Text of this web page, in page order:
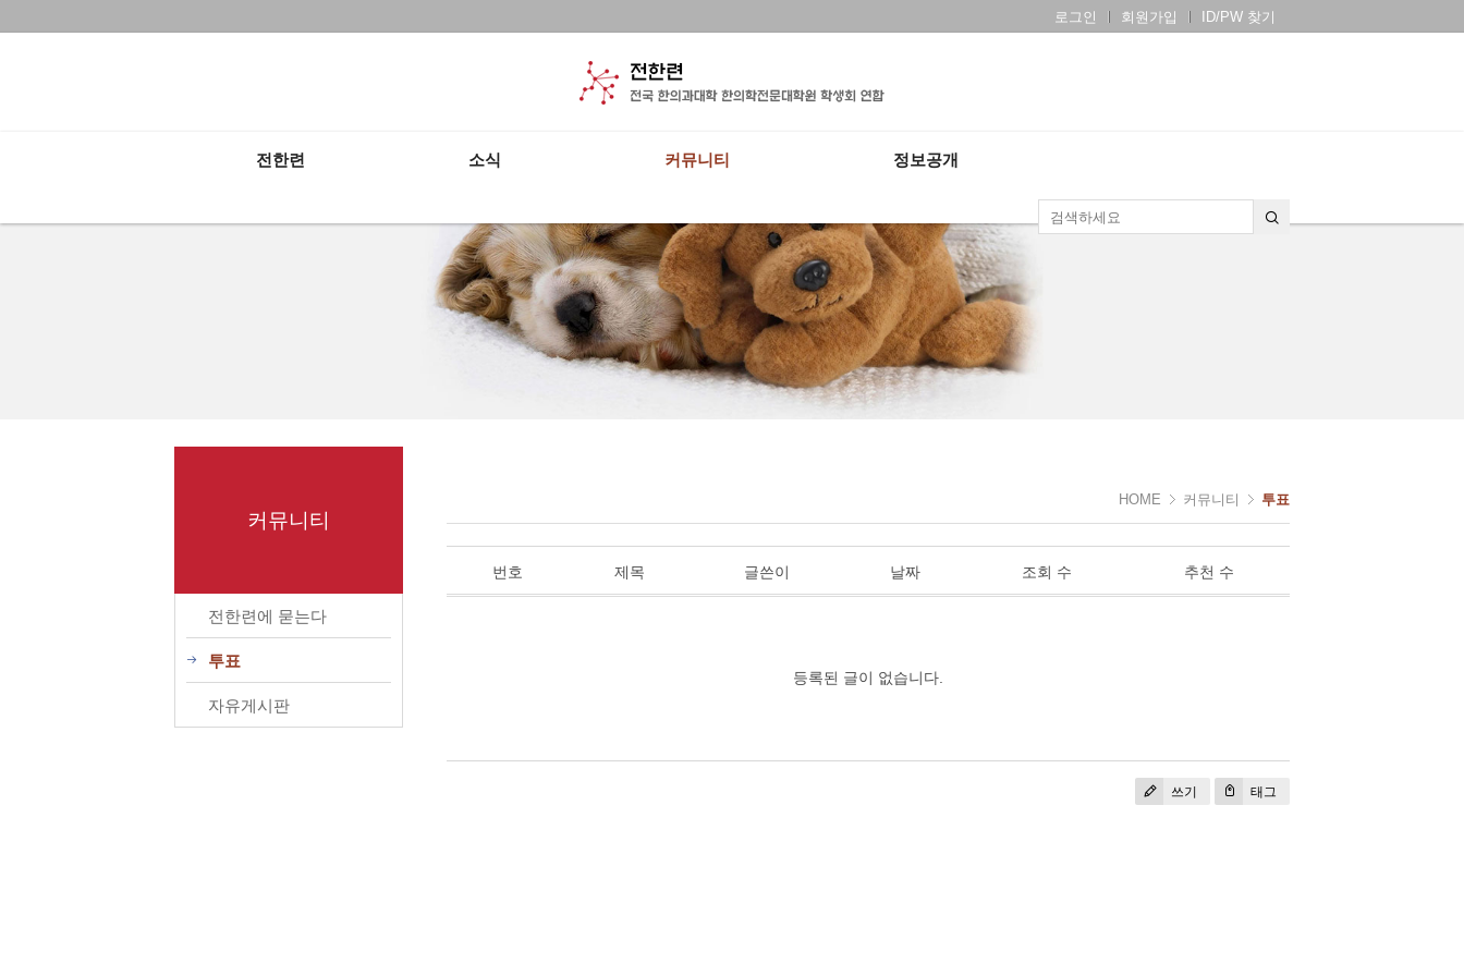
로그인
회원가입 ID/PW 찾기
전한련 소식 커뮤니티 정보공개
커뮤니티
전한련에 묻는다
투표
자유게시판
HOME 커뮤니티 투표
번호 제목 글쓴이 날짜 조회 수 추천 수
등록된 글이 없습니다.
쓰기 태그